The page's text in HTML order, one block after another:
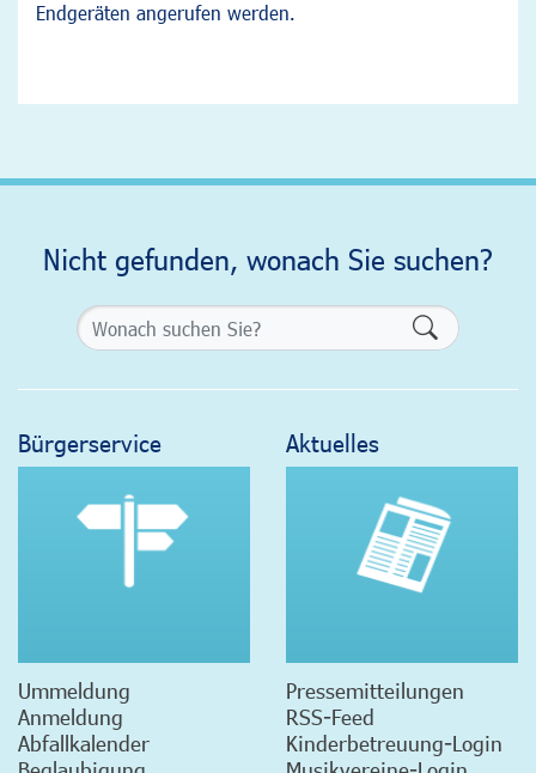
Endgeräten angerufen werden.
Nicht gefunden, wonach Sie suchen?
Bürgerservice
Ummeldung
Anmeldung
Abfallkalender
Aktuelles
Pressemitteilungen
RSS-Feed
Kinderbetreuung-Login